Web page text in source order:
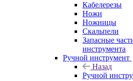
Кабелерезы
Ножи
Ножницы
Скальпели
Запасные
инструмента
Ручной инструмент
Назад
Ручной